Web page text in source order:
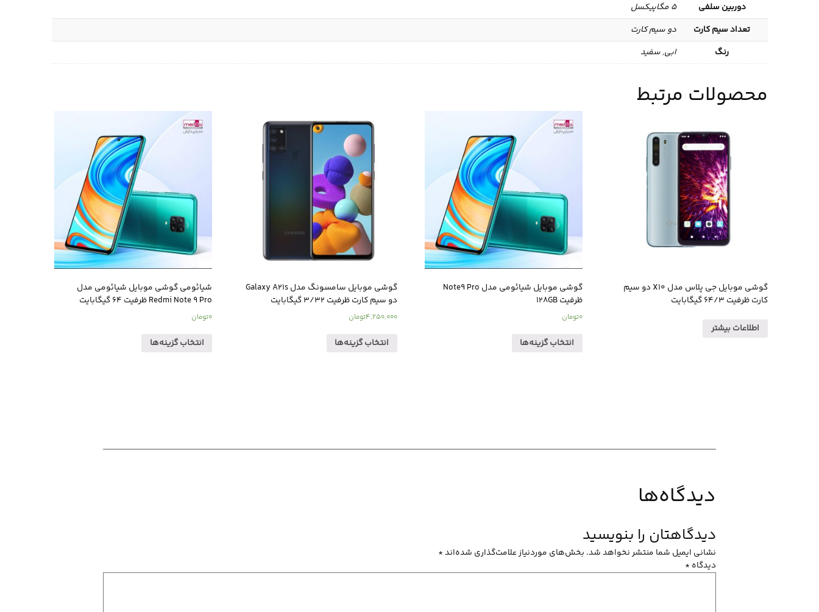
دوربین سلفی
5 مگاپیکسل
تعداد سیم کارت
دو سیم کارت
رنگ
ابی, سفید
محصولات مرتبط
گوشی موبایل جی پلاس مدل X10 دو سیم
کارت ظرفیت 64/3 گیگابایت
اطلاعات بیشتر
گوشی موبایل شیائومی مدل Note9 Pro
ظرفیت 128GB
0تومان
انتخاب گزینه‌ها
گوشی موبایل سامسونگ مدل Galaxy A21s
دو سیم کارت ظرفیت 3/32 گیگابایت
4,250,000تومان
انتخاب گزینه‌ها
شیائومی گوشی موبایل شیائومی مدل
Redmi Note 9 Pro ظرفیت 64 گیگابایت
0تومان
انتخاب گزینه‌ها
دیدگاه‌ها
دیدگاهتان را بنویسید
نشانی ایمیل شما منتشر نخواهد شد. بخش‌های موردنیاز علامت‌گذاری شده‌اند*
دیدگاه *